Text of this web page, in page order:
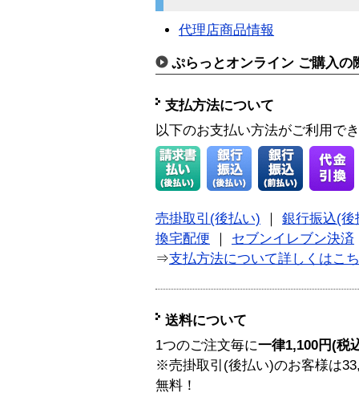
代理店商品情報
ぷらっとオンライン ご購入の
支払方法について
以下のお支払い方法がご利用で
売掛取引(後払い)
銀行振込(後
換宅配便
セブンイレブン決済
⇒支払方法について詳しくはこ
送料について
1つのご注文毎に一律1,100円(税
※売掛取引(後払い)のお客様は
無料！